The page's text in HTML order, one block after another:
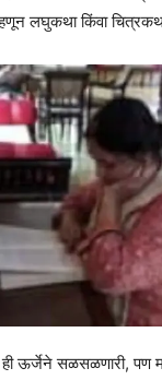
लघुकथा किंवा
ही ऊर्जेने सळसळणारी,